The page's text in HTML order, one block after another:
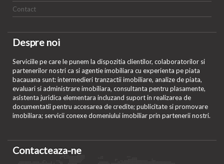
Contact
Despre noi
Serviciile pe care le punem la dispozitia clientilor, colaboratorilor si
partenerilor nostri ca si agentie imobiliara cu experienta pe piata
bacauana sunt: intermedieri tranzactii imobiliare, analize de piata,
evaluari si administrare imobiliara, consultanta pentru plasamente,
asistenta juridica elementara incluzand suport in realizarea de
documentatii pentru accesarea de credite; publicitate si promovare
imobiliara; servicii conexe domeniului imobiliar prin partenerii nostri.
Contacteaza-ne